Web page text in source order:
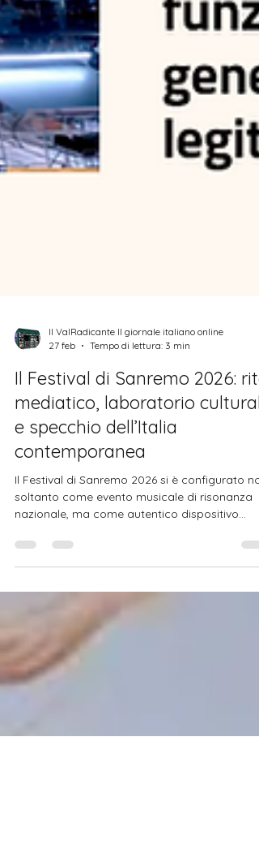
Il ValRadicante Il giornale italiano online
Tempo di lettura: 3 min
Il Festival di Sanremo 2026: rito
mediatico, laboratorio culturale
e specchio dell’Italia
contemporanea
Il Festival di Sanremo 2026 si è configurato
soltanto come evento musicale di risonanza
estetiche, trasformazioni sociali e dinamiche
mediatiche proprie dell’Italia contemporanea.
Giunto alla sua settantaseiesima edizione, il
Festival ha confermato la propria natura di
istituzione simbolica, in cui tradizione e